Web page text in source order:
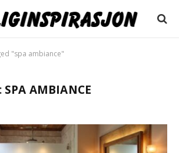
"spa ambiance"
SPA AMBIANCE